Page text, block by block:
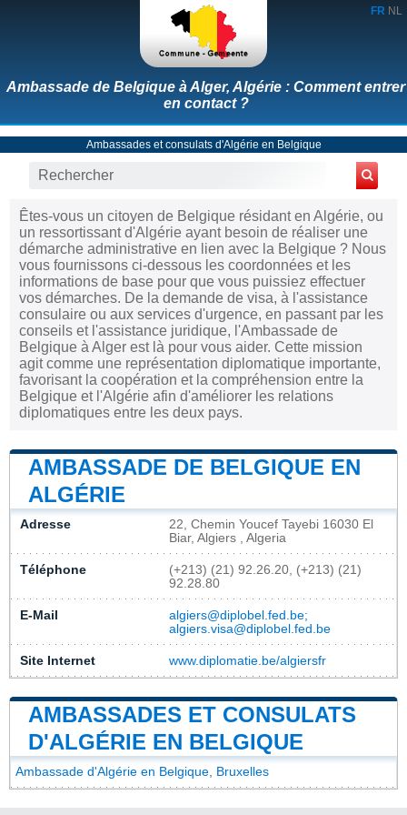
FR NL
Ambassade de Belgique à Alger, Algérie : Comment entrer
en contact ?
Ambassades et consulats d'Algérie en Belgique
Êtes-vous un citoyen de Belgique résidant en Algérie, ou
un ressortissant d'Algérie ayant besoin de réaliser une
démarche administrative en lien avec la Belgique ? Nous
vous fournissons ci-dessous les coordonnées et les
informations de base pour que vous puissiez effectuer
vos démarches. De la demande de visa, à l'assistance
consulaire ou aux services d'urgence, en passant par les
conseils et l'assistance juridique, l'Ambassade de
Belgique à Alger est là pour vous aider. Cette mission
agit comme une représentation diplomatique importante,
favorisant la coopération et la compréhension entre la
Belgique et l'Algérie afin d'améliorer les relations
diplomatiques entre les deux pays.
AMBASSADE DE BELGIQUE EN
ALGÉRIE
Adresse
22, Chemin Youcef Tayebi 16030 El
Biar, Algiers , Algeria
Téléphone
(+213) (21) 92.26.20, (+213) (21)
92.28.80
E-Mail
algiers@diplobel.fed.be;
algiers.visa@diplobel.fed.be
Site Internet www.diplomatie.be/algiersfr
AMBASSADES ET CONSULATS
D'ALGÉRIE EN BELGIQUE
Ambassade d'Algérie en Belgique, Bruxelles